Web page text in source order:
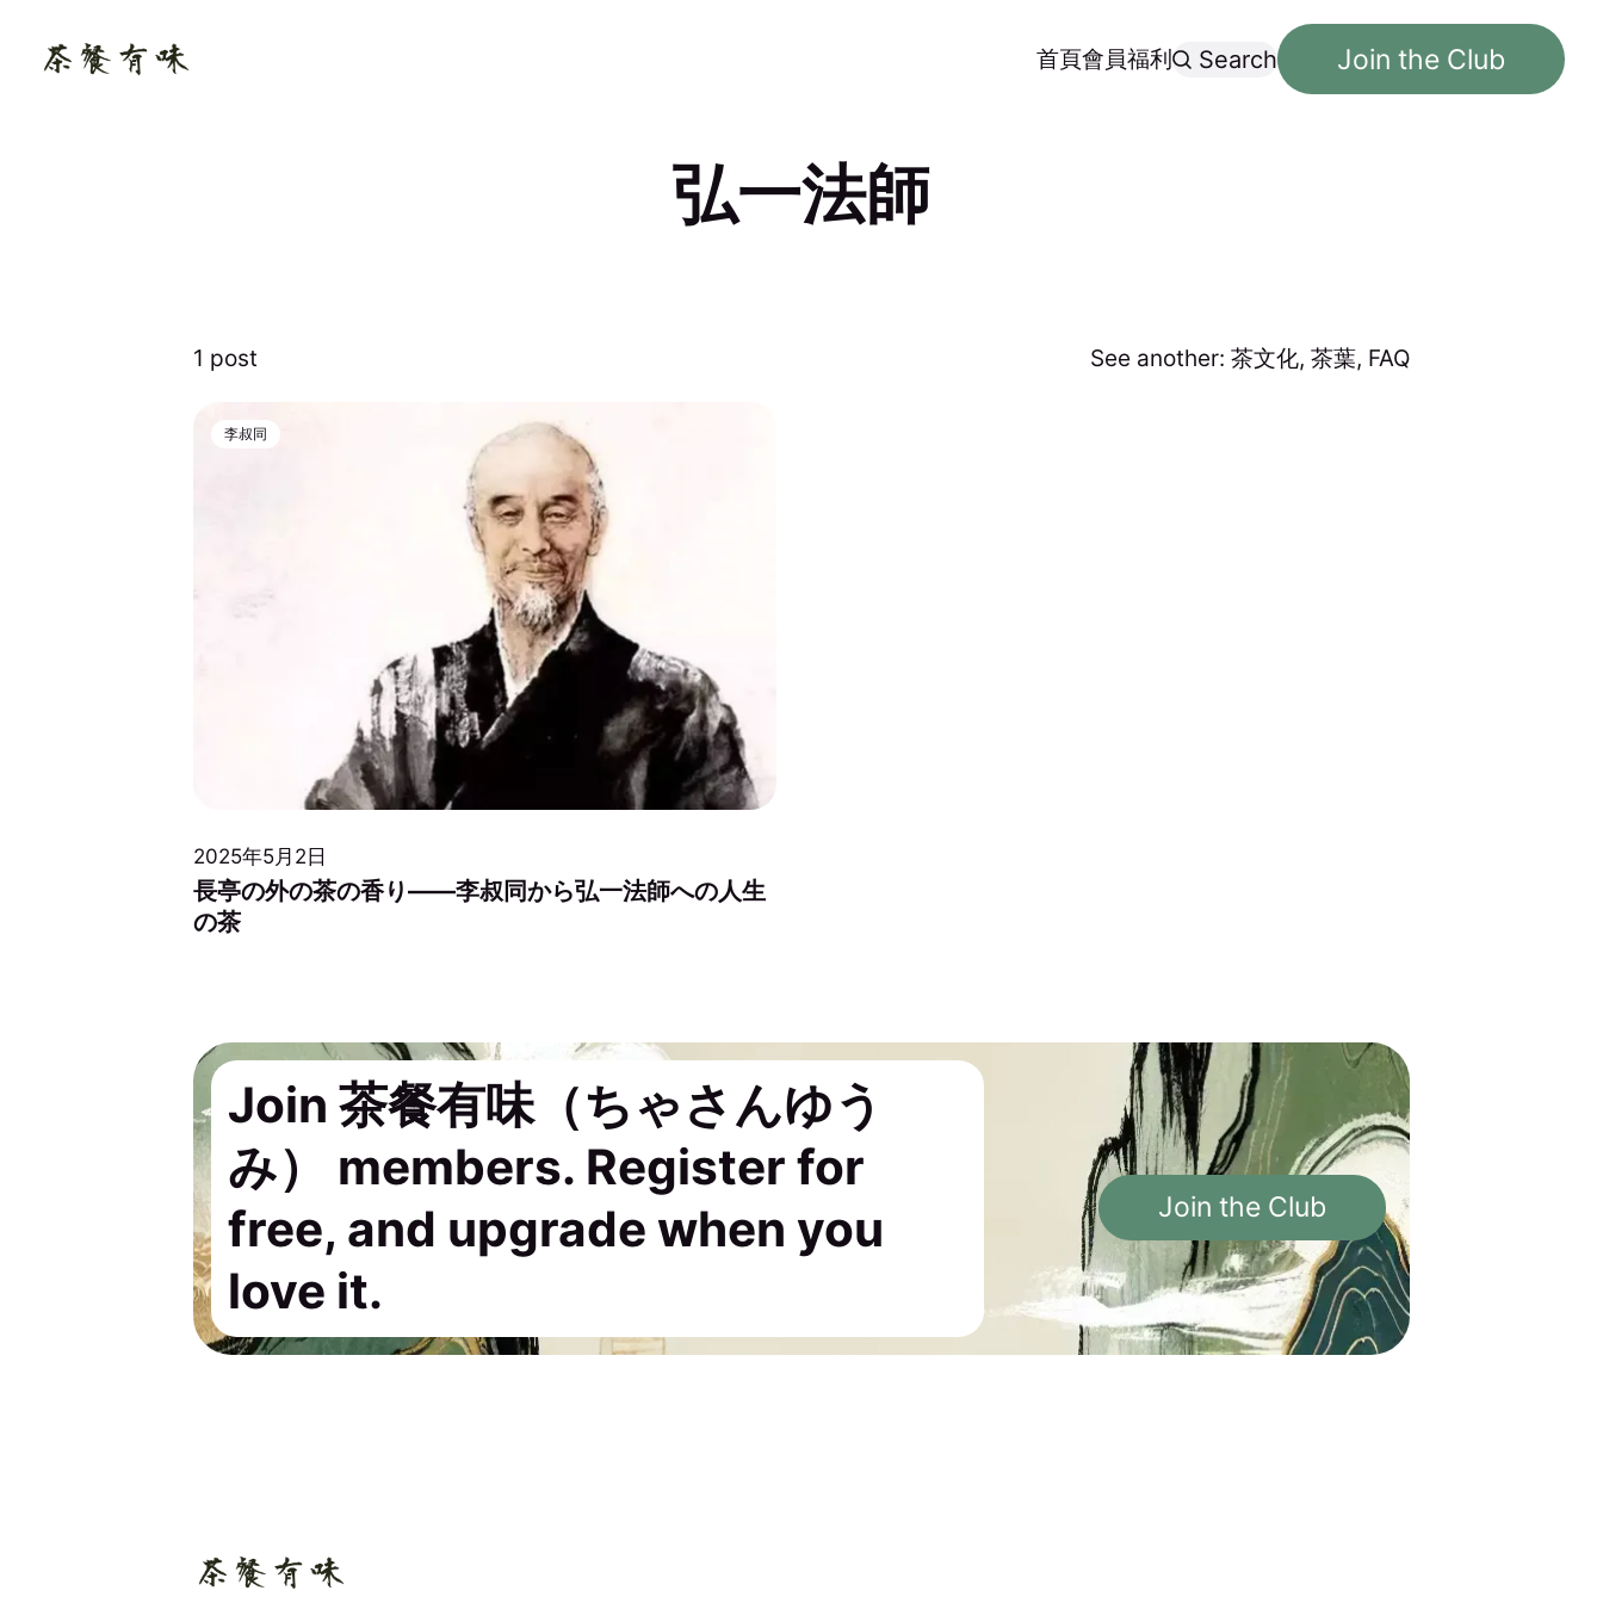
首頁會員福利 Search Join the Club
弘一法師
1 post See another:茶文化,茶葉, FAQ
李叔同
2025年5月2日
長亭の外の茶の香り——李叔同から弘一法師への人生
の茶
Join 茶餐有味（ちゃさんゆう
み） members. Register for
free, and upgrade when you
love it.
Join the Club